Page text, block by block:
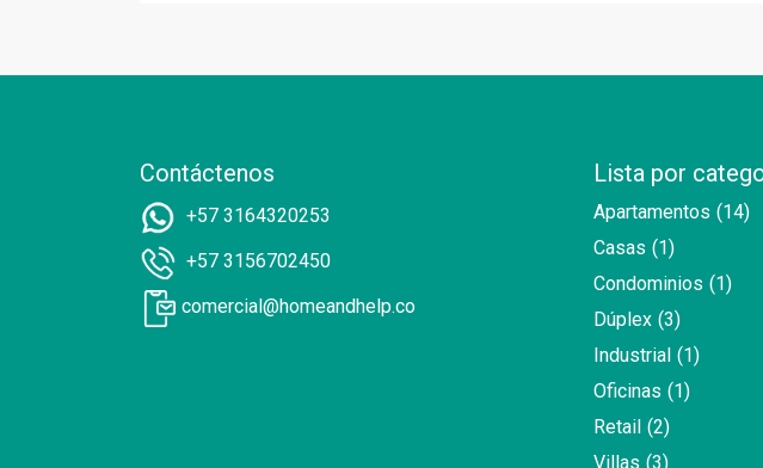
Contáctenos
+57 3164320253
+57 3156702450
comercial@homeandhelp.co
Lista por
Apartamentos (14)
Casas (1)
Condominios (1)
Dúplex (3)
Industrial (1)
Oficinas (1)
Retail (2)
Villas (3)